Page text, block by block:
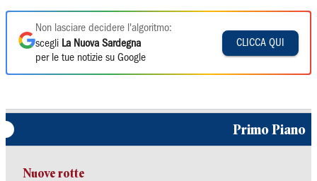
Non lasciare decidere l'algoritmo:
scegli La Nuova Sardegna
per le tue notizie su Google
CLICCA QUI
Primo Piano
Nuove rotte